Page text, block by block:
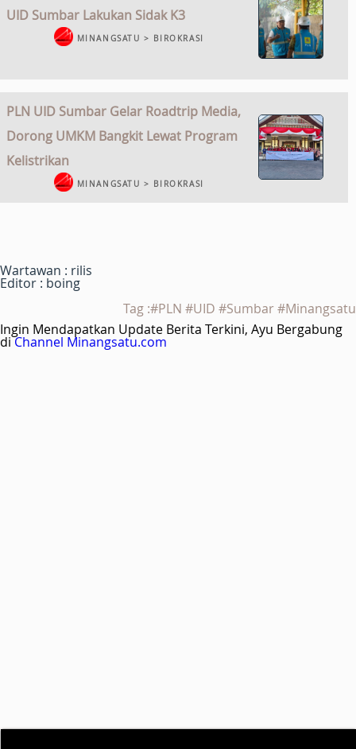
UID Sumbar Lakukan Sidak K3
MINANGSATU > BIROKRASI
PLN UID Sumbar Gelar Roadtrip Media,
Dorong UMKM Bangkit Lewat Program
Kelistrikan
MINANGSATU > BIROKRASI
Wartawan : rilis
Editor : boing
Tag :#PLN #UID #Sumbar #Minangsatu
Ingin Mendapatkan Update Berita Terkini, Ayu Bergabung
diChannel Minangsatu.com